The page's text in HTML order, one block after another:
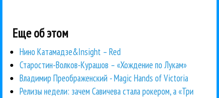
Еще об этом
Нино Катамадзе&Insight – Red
Старостин-Волков-Курашов – «Хождение по Лукам»
Владимир Преображенский - Magic Hands of Victoria
Релизы недели: зачем Савичева стала рокером, а «Три